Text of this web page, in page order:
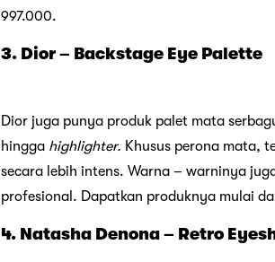
997.000.
3. Dior – Backstage Eye Palette
Dior juga punya produk palet mata
hingga highlighter. Khusus perona mata,
secara lebih intens. Warna – warninya
profesional. Dapatkan produknya mulai
4. Natasha Denona – Retro